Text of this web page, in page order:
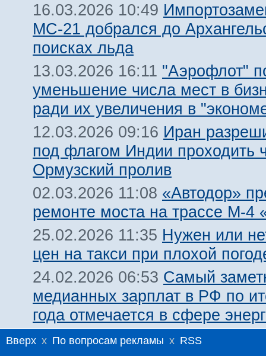
16.03.2026 10:49
МС-21 добрался до
поисках льда
13.03.2026 16:11 "Аэрофлот"
уменьшение числа мест в
ради их увеличения в
12.03.2026 09:16 Иран
под флагом Индии проходить
Ормузский пролив
02.03.2026 11:08 «Автодор»
ремонте моста на трассе М-4
25.02.2026 11:35 Нужен или
цен на такси при плохой
24.02.2026 06:53 Самый
медианных зарплат в РФ по
года отмечается в сфере
Вверх x По вопросам рекламы x RSS